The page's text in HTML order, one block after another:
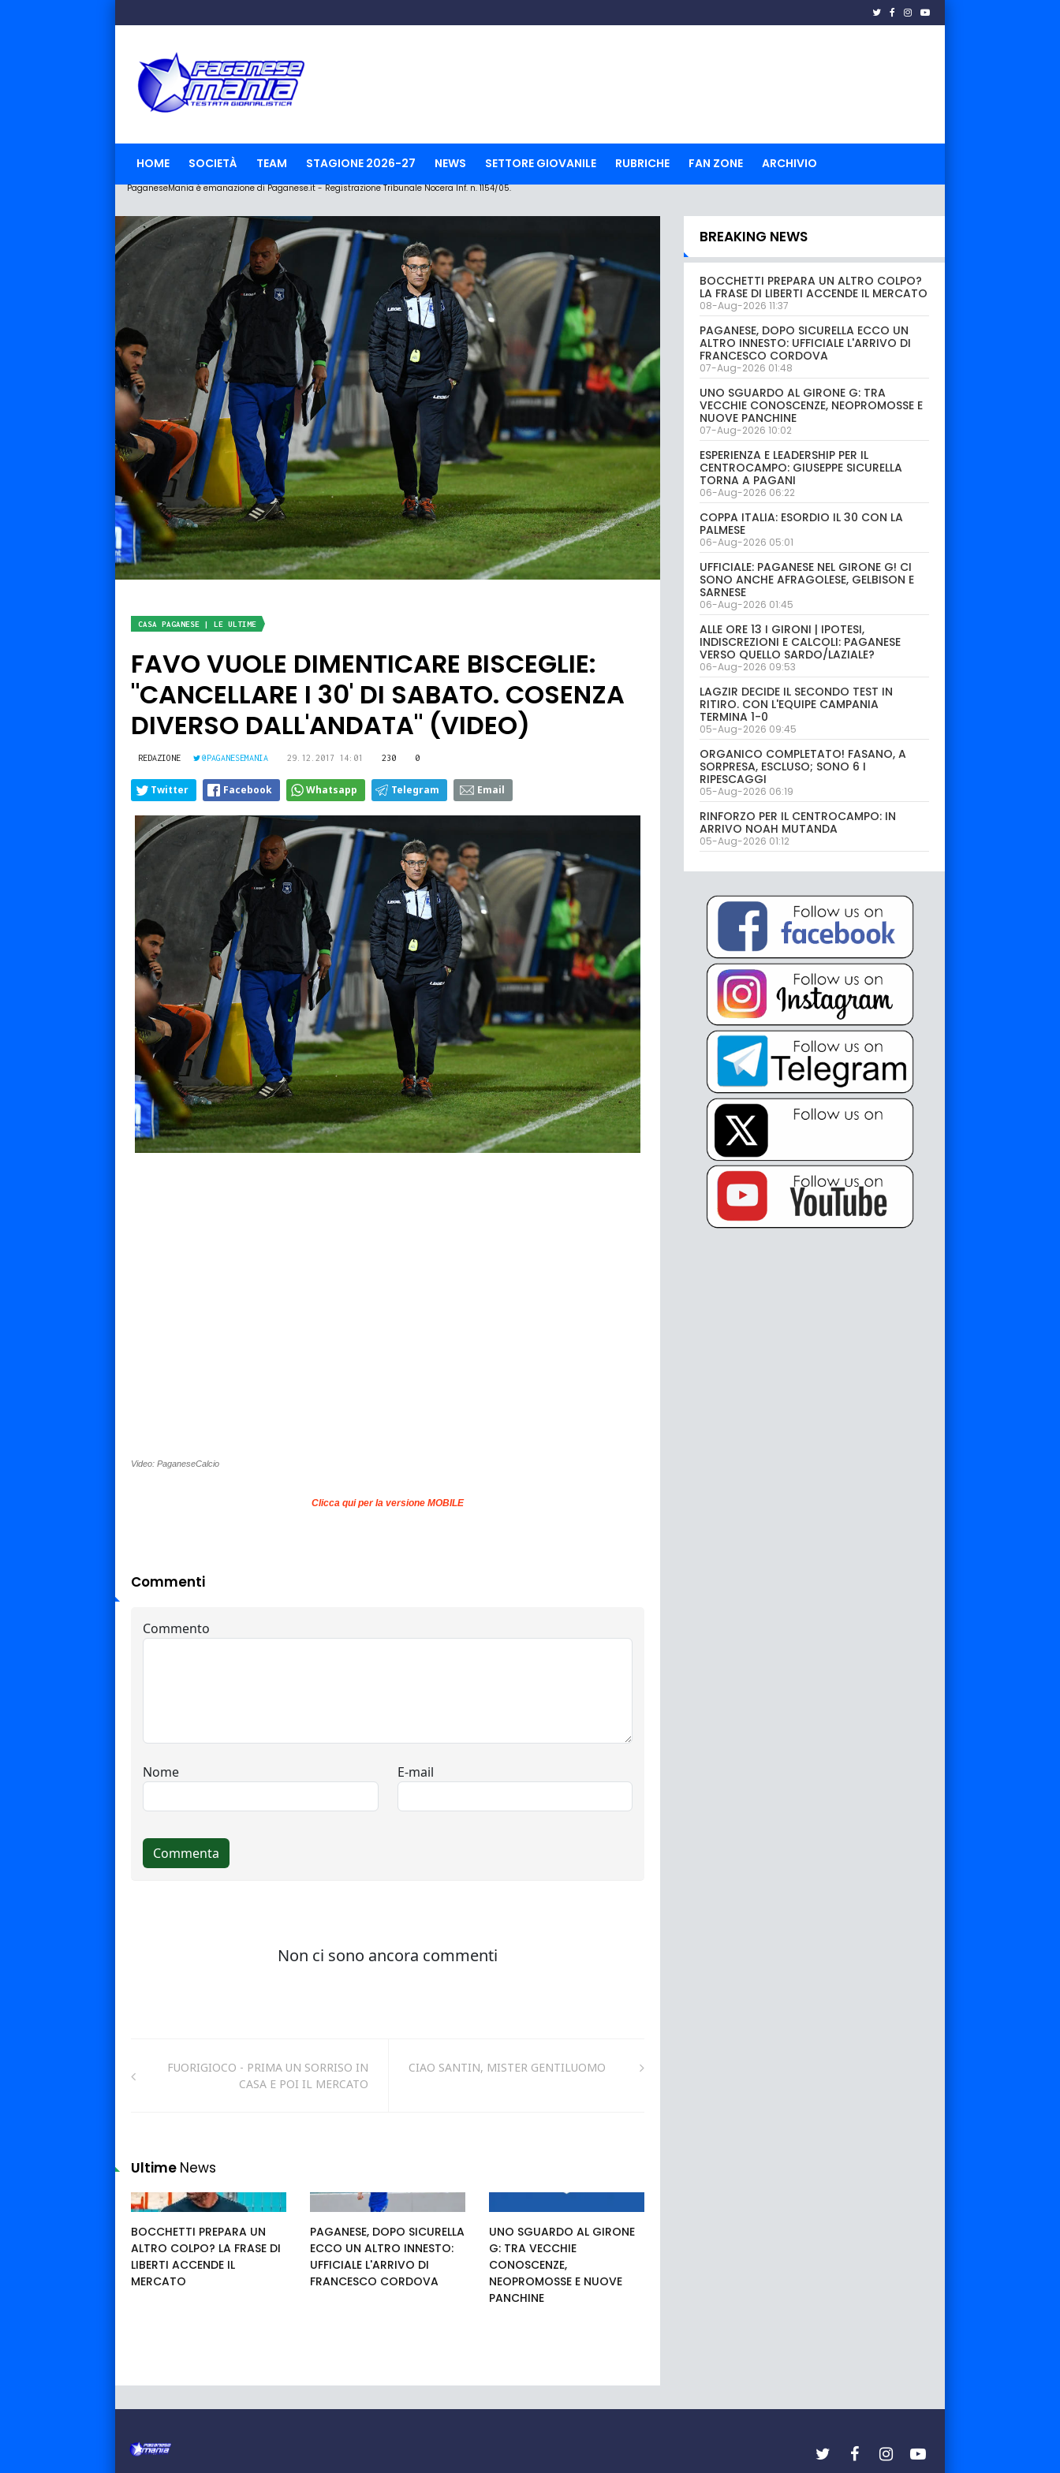
HOME SOCIETÀ TEAM STAGIONE 2026-27 NEWS SETTORE GIOVANILE RUBRICHE FAN ZONE ARCHIVIO
PaganeseMania è emanazione di Paganese.it - Registrazione Tribunale Nocera Inf. n. 1154/05.
CASA PAGANESE | LE ULTIME
FAVO VUOLE DIMENTICARE BISCEGLIE:
"CANCELLARE I 30' DI SABATO. COSENZA
DIVERSO DALL'ANDATA" (VIDEO)
REDAZIONE @PAGANESEMANIA 29.12.2017 14:01 230 0
Twitter Facebook Whatsapp Telegram Email
Video: PaganeseCalcio
Clicca qui per la versione MOBILE
Commenti
FUORIGIOCO - PRIMA UN SORRISO IN
CASA E POI IL MERCATO
CIAO SANTIN, MISTER GENTILUOMO
Ultime News
BOCCHETTI PREPARA UN
ALTRO COLPO? LA FRASE DI
LIBERTI ACCENDE IL
MERCATO
PAGANESE, DOPO SICURELLA
ECCO UN ALTRO INNESTO:
UFFICIALE L'ARRIVO DI
FRANCESCO CORDOVA
UNO SGUARDO AL GIRONE
G: TRA VECCHIE
CONOSCENZE,
NEOPROMOSSE E NUOVE
PANCHINE
BREAKING NEWS
BOCCHETTI PREPARA UN ALTRO COLPO?
LA FRASE DI LIBERTI ACCENDE IL MERCATO
08-Aug-2026 11:37
PAGANESE, DOPO SICURELLA ECCO UN
ALTRO INNESTO: UFFICIALE L'ARRIVO DI
FRANCESCO CORDOVA
07-Aug-2026 01:48
UNO SGUARDO AL GIRONE G: TRA
VECCHIE CONOSCENZE, NEOPROMOSSE E
NUOVE PANCHINE
07-Aug-2026 10:02
ESPERIENZA E LEADERSHIP PER IL
CENTROCAMPO: GIUSEPPE SICURELLA
TORNA A PAGANI
06-Aug-2026 06:22
COPPA ITALIA: ESORDIO IL 30 CON LA
PALMESE
06-Aug-2026 05:01
UFFICIALE: PAGANESE NEL GIRONE G! CI
SONO ANCHE AFRAGOLESE, GELBISON E
SARNESE
06-Aug-2026 01:45
ALLE ORE 13 I GIRONI | IPOTESI,
INDISCREZIONI E CALCOLI: PAGANESE
VERSO QUELLO SARDO/LAZIALE?
06-Aug-2026 09:53
LAGZIR DECIDE IL SECONDO TEST IN
RITIRO. CON L'EQUIPE CAMPANIA
TERMINA 1-0
05-Aug-2026 09:45
ORGANICO COMPLETATO! FASANO, A
SORPRESA, ESCLUSO; SONO 6 I
RIPESCAGGI
05-Aug-2026 06:19
RINFORZO PER IL CENTROCAMPO: IN
ARRIVO NOAH MUTANDA
05-Aug-2026 01:12